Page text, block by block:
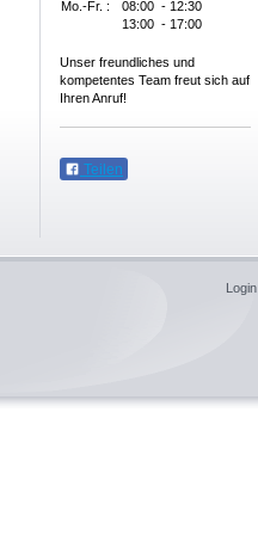
Mo.-Fr. :
08:00 - 12:30
13:00 - 17:00
Unser freundliches und
kompetentes Team freut sich auf
Ihren Anruf!
Teilen
Login